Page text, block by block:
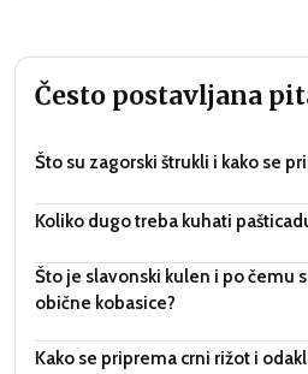
Često postavljana
Što su zagorski štrukli i kako se
Koliko dugo treba kuhati
Što je slavonski kulen i po čemu
obične kobasice?
Kako se priprema crni rižot i